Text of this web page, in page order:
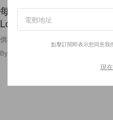
每個細節都迷人：在經典
Louis Vuitton 奢華麻將組
價格想必也會是讓人驚艷？
By
點擊訂閱即表示您同意我
現